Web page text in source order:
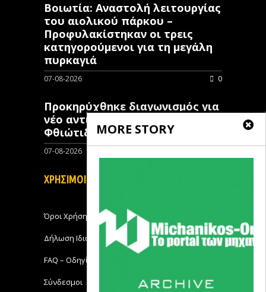
MORE STORY
Βοιωτία: Αναστολή λειτουργίας
του αιολικού πάρκου –
Προφυλακίστηκαν οι τρεις
κατηγορούμενοι για τη μεγάλη
πυρκαγιά
07-08-2026 0
Προκηρύχθηκε διαγωνισμός για
νέo αντιπλημμυρικό έργο στη
Φθιώτιδα
07-08-2026
ΧΡΗΣΙΜΟΙ ΣΥΝΔΕΣΜΟΙ
Όροι Χρήσης
Δήλωση Ιδιωτικότητας
FAQ – Οδηγίες Χρήσης
Σύνδεσμοι